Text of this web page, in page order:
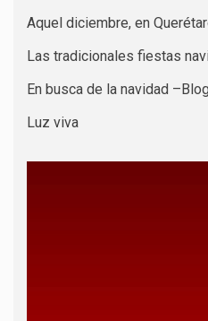
Aquel diciembre, en
Las tradicionales fiestas
En busca de la navidad –Blog
Luz viva